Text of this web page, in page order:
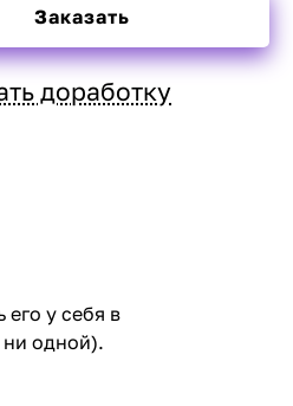
Заказать
доработку
у себя в
ни одной).